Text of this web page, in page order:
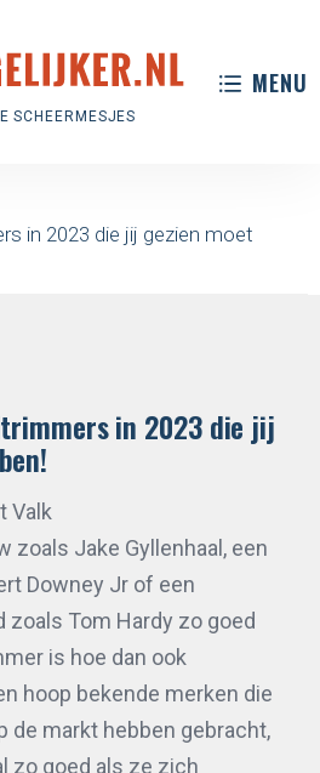
SCHEERMESJES
MENU
in 2023 die jij gezien moet
in 2023 die jij
Valk
zoals Jake Gyllenhaal, een
Downey Jr of een
zoals Tom Hardy zo goed
is hoe dan ook
hoop bekende merken die
de markt hebben gebracht,
zo goed als ze zich